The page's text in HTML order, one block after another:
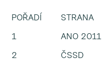
POŘADÍ STRANA
1
ANO 2011
2
ČSSD